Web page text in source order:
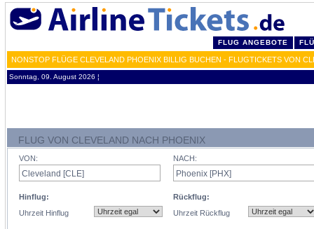
FLUG ANGEBOTE
NONSTOP FLÜGE CLEVELAND PHOENIX BILLIG BUCHEN - FLUGTICKETS VON
Sonntag, 09. August 2026 ¦
FLUG VON CLEVELAND NACH PHOENIX
VON:
Hinflug:
Uhrzeit Hinflug
NACH:
Rückflug:
Uhrzeit Rückflug